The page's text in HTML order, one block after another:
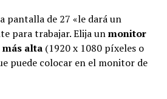
pantalla de 27 «le dará un
para trabajar. Elija unmonitor
alta(1920 x 1080 píxeles o
puede colocar en el monitor de